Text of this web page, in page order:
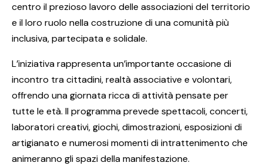
centro il prezioso lavoro delle associazioni del territorio
e il loro ruolo nella costruzione di una comunità più
inclusiva, partecipata e solidale.
L’iniziativa rappresenta un’importante occasione di
incontro tra cittadini, realtà associative e volontari,
offrendo una giornata ricca di attività pensate per
tutte le età. Il programma prevede spettacoli, concerti,
laboratori creativi, giochi, dimostrazioni, esposizioni di
artigianato e numerosi momenti di intrattenimento che
animeranno gli spazi della manifestazione.